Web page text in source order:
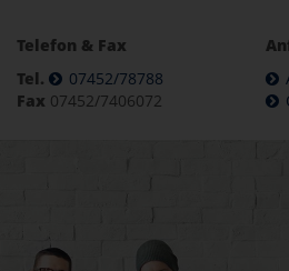
Telefon & Fax
Tel.
07452/78788
Fax 07452/7406072